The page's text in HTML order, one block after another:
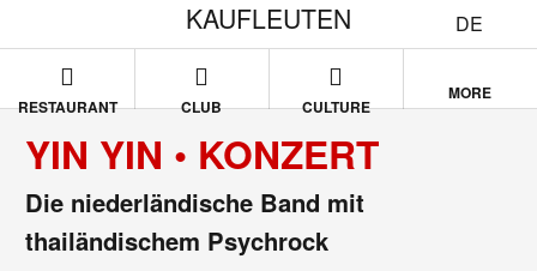
DE
KAUFLEUTEN
RESTAURANT CLUB CULTURE
MORE
YIN YIN • KONZERT
Die niederländische Band mit
thailändischem Psychrock